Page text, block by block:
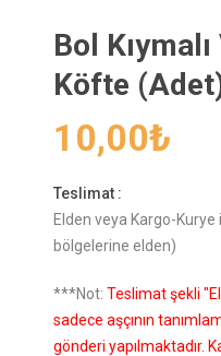
Bol
Köfte
10,00₺
Teslimat :
Elden veya Kargo-
bölgelerine elden)
***Not: Teslimat şekli
sadece aşçının
gönderi yapılmaktadır.